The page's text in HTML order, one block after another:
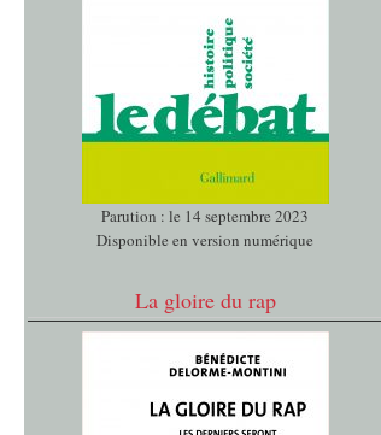
Parution : le 14 septembre 2023
Disponible en version numérique
La gloire du rap